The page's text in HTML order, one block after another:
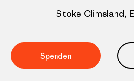
Stoke Climsland,
Spenden